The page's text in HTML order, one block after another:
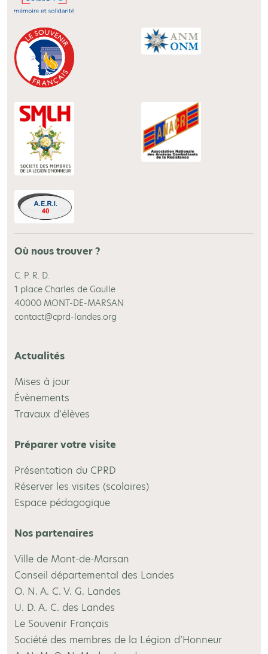
Où nous trouver ?
C. P. R. D.
1 place Charles de Gaulle
40000 MONT-DE-MARSAN
contact@cprd-landes.org
Actualités
Mises à jour
Évènements
Travaux d’élèves
Préparer votre visite
Présentation du CPRD
Réserver les visites (scolaires)
Espace pédagogique
Nos partenaires
Ville de Mont-de-Marsan
Conseil départemental des Landes
O. N. A. C. V. G. Landes
U. D. A. C. des Landes
Le Souvenir Français
Société des membres de la Légion d’Honneur